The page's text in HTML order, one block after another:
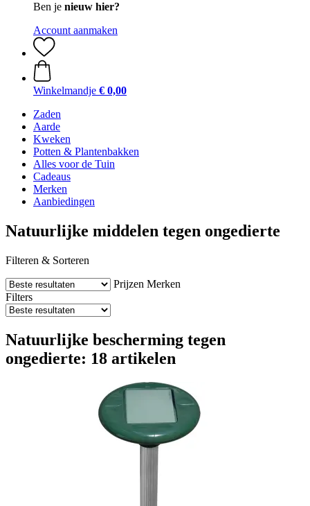
Ben je nieuw hier?
Account aanmaken
Winkelmandje € 0,00
Zaden
Aarde
Kweken
Potten & Plantenbakken
Alles voor de Tuin
Cadeaus
Merken
Aanbiedingen
Natuurlijke middelen tegen ongedierte
Filteren & Sorteren
Prijzen Merken
Filters
Natuurlijke bescherming tegen
ongedierte: 18 artikelen